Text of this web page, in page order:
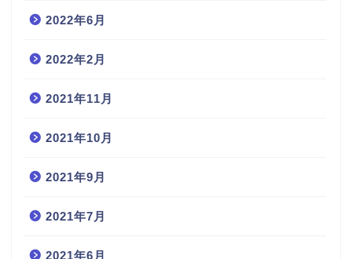
2022年6月
2022年2月
2021年11月
2021年10月
2021年9月
2021年7月
2021年6月